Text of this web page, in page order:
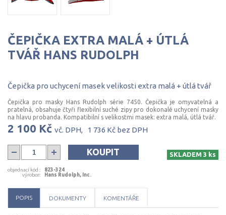
ČEPIČKA EXTRA MALÁ + ÚTLÁ
TVÁŘ HANS RUDOLPH
Čepička pro uchycení masekvelikosti extra malá + útlá tvář
Čepička pro masky Hans Rudolph série 7450. Čepička je omyvatelná a
pratelná, obsahuje čtyři flexibilní suché zipy pro dokonalé uchycení masky
na hlavu probanda. Kompatibilní s velikostmi masek: extra malá, útlá tvář.
2 100 Kč vč. DPH, 1 736 Kč bez DPH
KOUPIT SKLADEM 3 ks
objednací kód :
823-324
výrobce: Hans Rudolph, Inc.
POPIS DOKUMENTY KOMENTÁŘE